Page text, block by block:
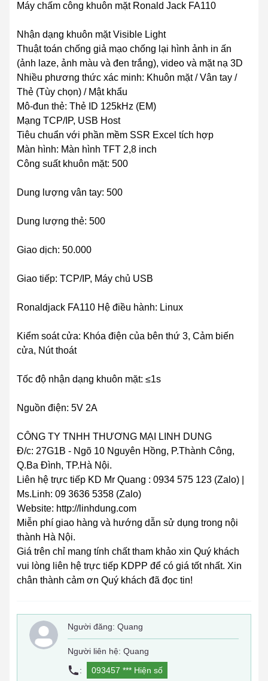
Máy chấm công khuôn mặt Ronald Jack FA110
Nhận dạng khuôn mặt Visible Light
Thuật toán chống giả mạo chống lại hình ảnh in ấn
(ảnh laze, ảnh màu và đen trắng), video và mặt nạ 3D
Nhiều phương thức xác minh: Khuôn mặt / Vân tay /
Thẻ (Tùy chọn) / Mật khẩu
Mô-đun thẻ: Thẻ ID 125kHz (EM)
Mạng TCP/IP, USB Host
Tiêu chuẩn với phần mềm SSR Excel tích hợp
Màn hình: Màn hình TFT 2,8 inch
Công suất khuôn mặt: 500
Dung lượng vân tay: 500
Dung lượng thẻ: 500
Giao dịch: 50.000
Giao tiếp: TCP/IP, Máy chủ USB
Ronaldjack FA110 Hệ điều hành: Linux
Kiểm soát cửa: Khóa điện của bên thứ 3, Cảm biến
cửa, Nút thoát
Tốc độ nhận dạng khuôn mặt: ≤1s
Nguồn điện: 5V 2A
CÔNG TY TNHH THƯƠNG MẠI LINH DUNG
Đ/c: 27G1B - Ngõ 10 Nguyên Hồng, P.Thành Công,
Q.Ba Đình, TP.Hà Nội.
Liên hệ trực tiếp KD Mr Quang : 0934 575 123 (Zalo) |
Ms.Linh: 09 3636 5358 (Zalo)
Website: http://linhdung.com
Miễn phí giao hàng và hướng dẫn sử dụng trong nội
thành Hà Nội.
Giá trên chỉ mang tính chất tham khảo xin Quý khách
vui lòng liên hệ trực tiếp KDPP để có giá tốt nhất. Xin
chân thành cảm ơn Quý khách đã đọc tin!
Người đăng: Quang
Người liên hệ: Quang
:
093457 *** Hiện số